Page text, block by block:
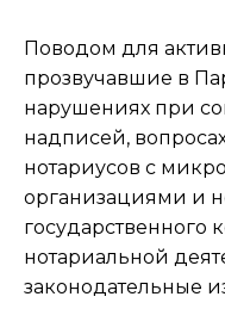
Поводом для
прозвучавшие в
нарушениях при
надписей,
нотариусов с
организациями и
государственного
нотариальной
законодательные